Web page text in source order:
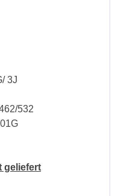
3J
532
geliefert